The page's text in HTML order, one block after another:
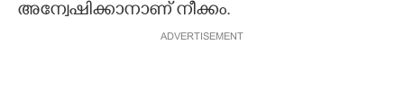
അന്വേഷിക്കാനാണ് നീക്കം.
ADVERTISEMENT